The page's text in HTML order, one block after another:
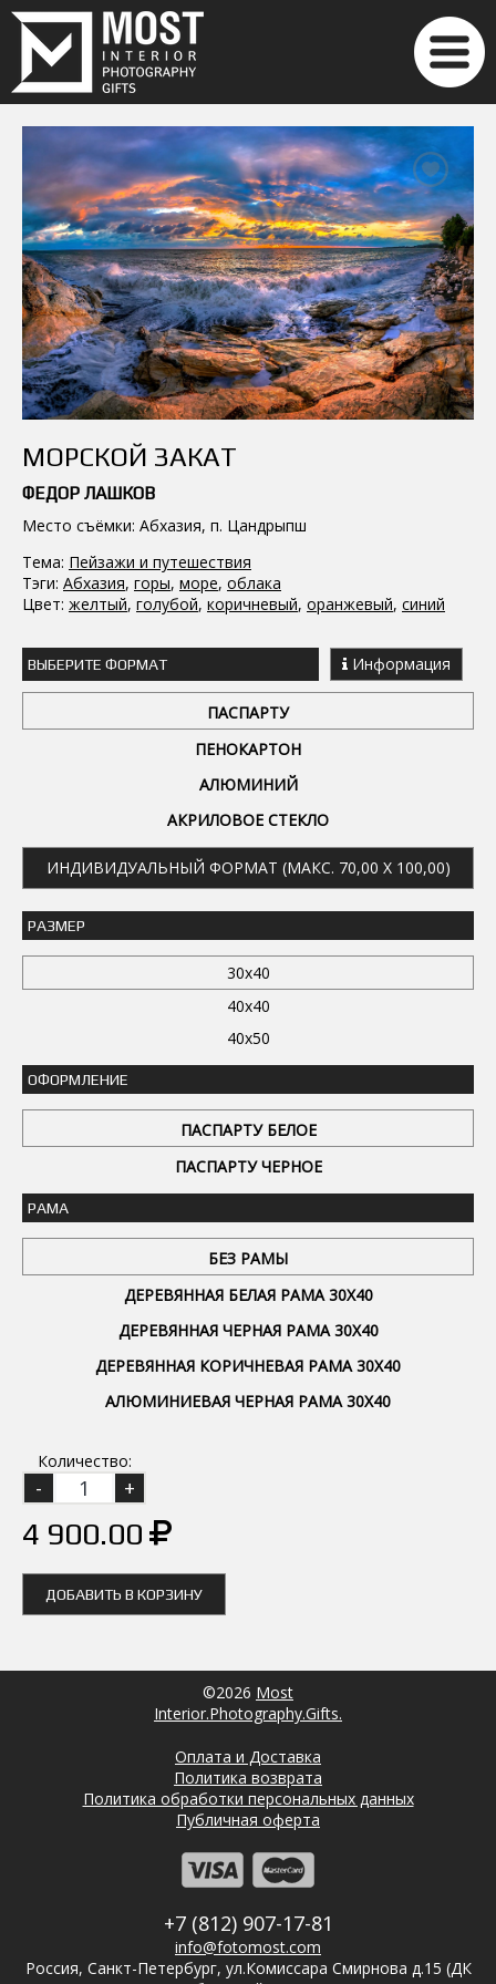
МОРСКОЙ ЗАКАТ
ФЕДОР ЛАШКОВ
Место съёмки: Абхазия, п. Цандрыпш
Тема: Пейзажи и путешествия
Тэги: Абхазия, горы, море, облака
Цвет: желтый, голубой, коричневый, оранжевый, синий
ВЫБЕРИТЕ ФОРМАТ Информация
ПАСПАРТУ
ПЕНОКАРТОН
АЛЮМИНИЙ
АКРИЛОВОЕ СТЕКЛО
ИНДИВИДУАЛЬНЫЙ ФОРМАТ (МАКС. 70,00 X 100,00)
РАЗМЕР
30x40
40x40
40x50
ОФОРМЛЕНИЕ
ПАСПАРТУ БЕЛОЕ
ПАСПАРТУ ЧЕРНОЕ
РАМА
БЕЗ РАМЫ
ДЕРЕВЯННАЯ БЕЛАЯ РАМА 30Х40
ДЕРЕВЯННАЯ ЧЕРНАЯ РАМА 30Х40
ДЕРЕВЯННАЯ КОРИЧНЕВАЯ РАМА 30Х40
АЛЮМИНИЕВАЯ ЧЕРНАЯ РАМА 30Х40
Количество:
4 900.00
ДОБАВИТЬ В КОРЗИНУ
©2026 Most
Interior.Photography.Gifts.
Оплата и Доставка
Политика возврата
Политика обработки персональных данных
Публичная оферта
+7 (812) 907-17-81
info@fotomost.com
Россия, Санкт-Петербург, ул.Комиссара Смирнова д.15 (ДК